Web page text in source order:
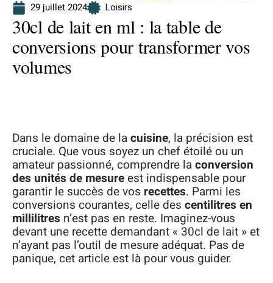
29 juillet 2024 Loisirs
30cl de lait en ml : la table de
conversions pour transformer vos
volumes
Dans le domaine de lacuisine, la précision est
cruciale. Que vous soyez un chef étoilé ou un
amateur passionné, comprendre laconversion
des unités de mesureest indispensable pour
garantir le succès de vos recettes. Parmi les
conversions courantes, celle des centilitres en
millilitres n’est pas en reste. Imaginez-vous
devant une recette demandant « 30cl de lait » et
n’ayant pas l’outil de mesure adéquat. Pas de
panique, cet article est là pour vous guider.